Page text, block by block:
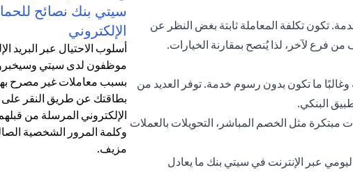
تكون تكلفة المعاملة ثابتة بغض النظر عن
فرع لآخر، لذا يُنصح بمقارنة الخيارات.
وغالبًا ما تكون بدون رسوم خدمة. توفر العديد من
البنكي.
مبتكرة مثل الخصم المباشر، التحويلات بالعملات
عبر الإنترنت في سيتي بنك ما يعادل
سيتي بنك نصائح
الإلكتروني
أسلوب الاحتيال عبر البريد
موظفون لدى سيتي
بسبب معاملات غير مصرح
بطاقتك عن طريق النقر على
الإلكتروني المرسلة من
وكلمة المرور الشخصية
مزيف.